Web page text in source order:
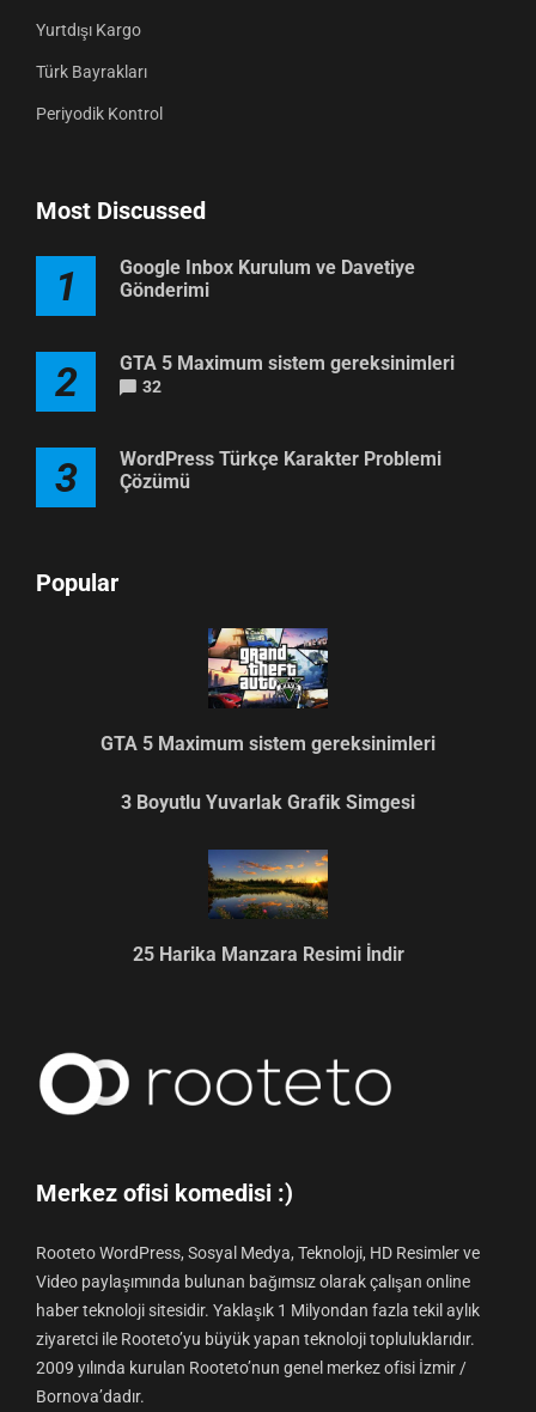
Yurtdışı Kargo
Türk Bayrakları
Periyodik Kontrol
Most Discussed
1
Google Inbox Kurulum ve Davetiye
Gönderimi
2 GTA 5 Maximum sistem gereksinimleri
32
3
WordPress Türkçe Karakter Problemi
Çözümü
Popular
GTA 5 Maximum sistem gereksinimleri
3 Boyutlu Yuvarlak Grafik Simgesi
25 Harika Manzara Resimi İndir
Merkez ofisi komedisi :)
Rooteto WordPress, Sosyal Medya, Teknoloji, HD Resimler ve
Video paylaşımında bulunan bağımsız olarak çalışan online
haber teknoloji sitesidir. Yaklaşık 1 Milyondan fazla tekil aylık
ziyaretci ile Rooteto’yu büyük yapan teknoloji topluluklarıdır.
2009 yılında kurulan Rooteto’nun genel merkez ofisi İzmir /
Bornova’dadır.